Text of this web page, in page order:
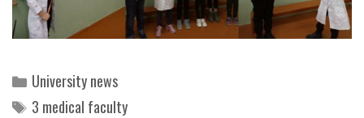
Categories
University news
Tags
3 medical faculty